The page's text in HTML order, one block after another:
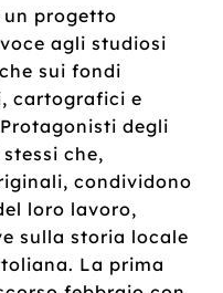
progetto
agli studiosi
sui fondi
cartografici e
degli
che,
condividono
loro lavoro,
sulla storia locale
La prima